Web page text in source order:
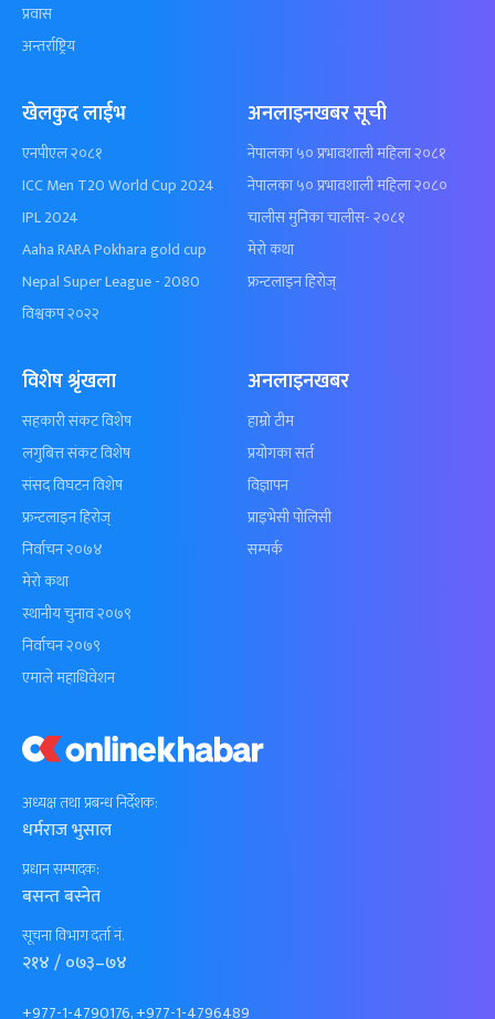
अध्यक्ष तथा प्रबन्ध निर्देशक:
धर्मराज भुसाल
प्रधान सम्पादक:
बसन्त बस्नेत
सूचना विभाग दर्ता नं.
२१४ / ०७३–७४
+977-1-4790176, +977-1-4796489
प्रवास
अन्तर्राष्ट्रिय
खेलकुद लाईभ
एनपीएल २०८१
ICC Men T20 World Cup 2024
IPL 2024
Aaha RARA Pokhara gold cup
Nepal Super League - 2080
विश्वकप २०२२
अनलाइनखबर सूची
नेपालका ५० प्रभावशाली महिला २०८१
नेपालका ५० प्रभावशाली महिला २०८०
चालीस मुनिका चालीस- २०८१
मेरो कथा
फ्रन्टलाइन हिरोज्
विशेष श्रृंखला
सहकारी संकट विशेष
लगुबित्त संकट विशेष
संसद विघटन विशेष
फ्रन्टलाइन हिरोज्
निर्वाचन २०७४
मेरो कथा
स्थानीय चुनाव २०७९
निर्वाचन २०७९
एमाले महाधिवेशन
अनलाइनखबर
हाम्रो टीम
प्रयोगका सर्त
विज्ञापन
प्राइभेसी पोलिसी
सम्पर्क